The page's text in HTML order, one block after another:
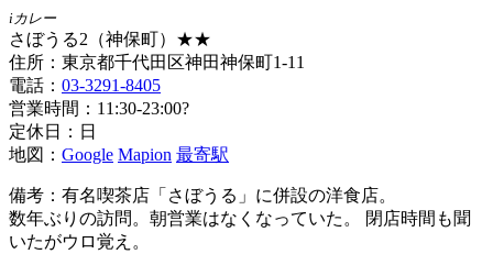
iカレー
さぼうる2（神保町）★★
住所：東京都千代田区神田神保町1-11
電話： 03-3291-8405
営業時間：11:30-23:00?
定休日：日
地図： Google Mapion 最寄駅
備考：有名喫茶店「さぼうる」に併設の洋食店。
数年ぶりの訪問。朝営業はなくなっていた。 閉店時間も聞
いたがウロ覚え。